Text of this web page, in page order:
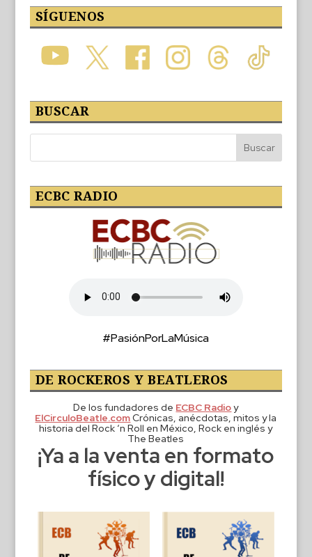
SÍGUENOS
BUSCAR
ECBC RADIO
#PasiónPorLaMúsica
DE ROCKEROS Y BEATLEROS
De los fundadores de ECBC Radioy
ElCirculoBeatle.comCrónicas, anécdotas, mitos y la
historia del Rock ‘n Roll en México, Rock en inglés y
The Beatles
¡Ya a la venta en formato
físico y digital!